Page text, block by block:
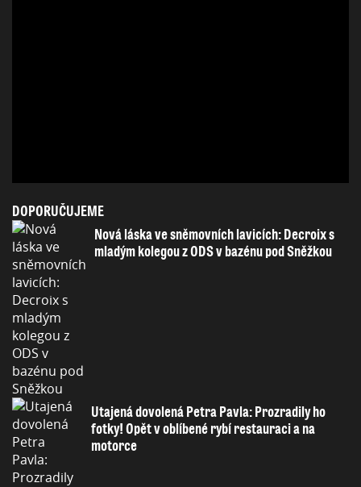
DOPORUČUJEME
Nová láska ve sněmovních lavicích: Decroix s
mladým kolegou z ODS v bazénu pod Sněžkou
Utajená dovolená Petra Pavla: Prozradily ho
fotky! Opět v oblíbené rybí restauraci a na
motorce